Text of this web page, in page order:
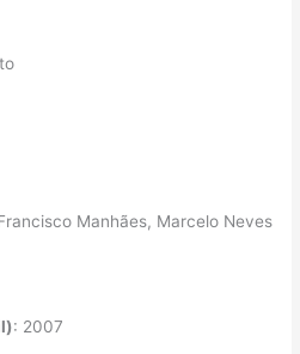
Manhães, Marcelo Neves
: 2007